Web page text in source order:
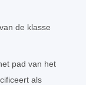
de klasse
pad van het
als